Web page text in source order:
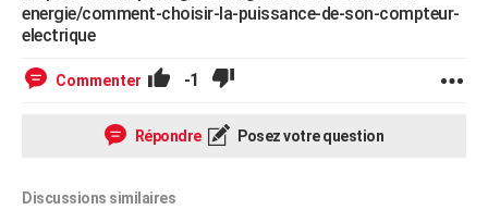
energie/comment-choisir-la-puissance-de-son-compteur-
electrique
Commenter -1
Répondre Posez votre question
Discussions similaires